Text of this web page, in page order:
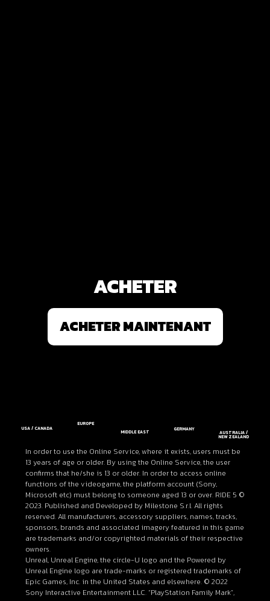
ACHETER
ACHETER MAINTENANT
USA / CANADA
EUROPE
MIDDLE EAST
GERMANY AUSTRALIA /
NEW ZEALAND
In order to use the Online Service, where it exists, users must be
13 years of age or older. By using the Online Service, the user
confirms that he/she is 13 or older. In order to access online
functions of the videogame, the platform account (Sony,
Microsoft etc) must belong to someone aged 13 or over. RIDE 5 ©
2023. Published and Developed by Milestone S.r.l. All rights
reserved. All manufacturers, accessory suppliers, names, tracks,
sponsors, brands and associated imagery featured in this game
are trademarks and/or copyrighted materials of their respective
owners.
Unreal, Unreal Engine, the circle-U logo and the Powered by
Unreal Engine logo are trade-marks or registered trademarks of
Epic Games, Inc. in the United States and elsewhere. © 2022
Sony Interactive Entertainment LLC. “PlayStation Family Mark”,